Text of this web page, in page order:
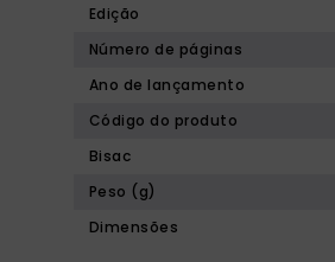
Edição
Número de páginas
Ano de lançamento
Código do produto
Bisac
Peso (g)
Dimensões